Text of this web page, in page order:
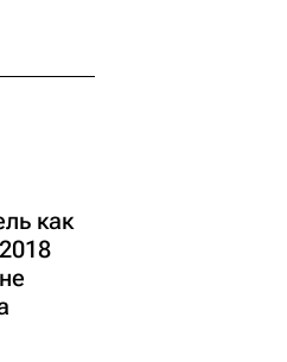
как